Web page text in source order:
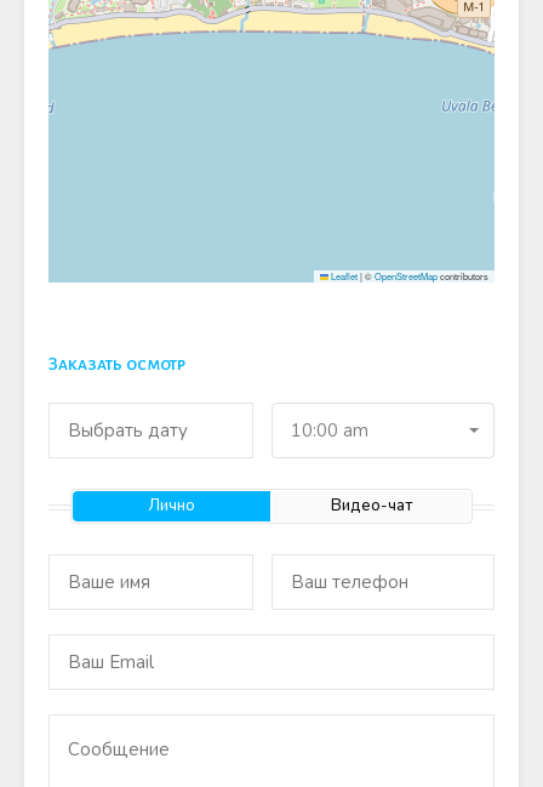
Leaflet|©OpenStreetMapcontributors
Заказать осмотр
10:00 am
Лично Видео-чат